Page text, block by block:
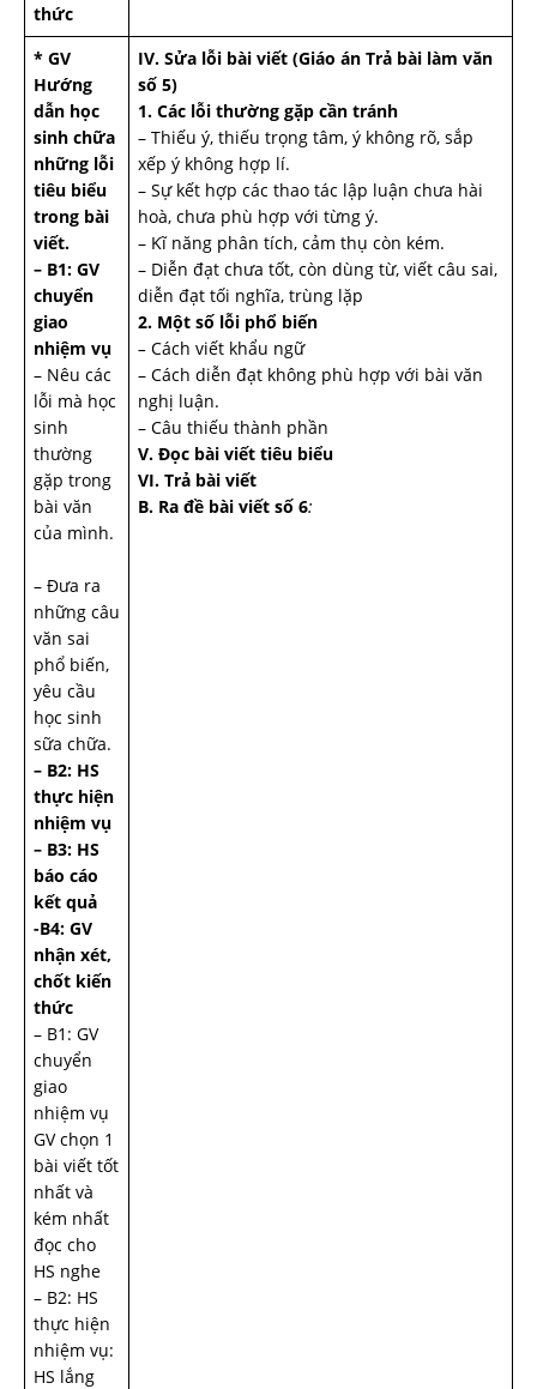
thức
* GV
Hướng
dẫn học
sinh chữa
những lỗi
tiêu biểu
trong bài
viết.
– B1: GV
chuyển
giao
nhiệm vụ
– Nêu các
lỗi mà học
sinh
thường
gặp trong
bài văn
của mình.
– Đưa ra
những câu
văn sai
phổ biến,
yêu cầu
học sinh
sữa chữa.
– B2: HS
thực hiện
nhiệm vụ
– B3: HS
báo cáo
kết quả
-B4: GV
nhận xét,
chốt kiến
thức
– B1: GV
chuyển
giao
nhiệm vụ
GV chọn 1
bài viết tốt
nhất và
kém nhất
đọc cho
HS nghe
– B2: HS
thực hiện
nhiệm vụ:
HS lắng
IV. Sửa lỗi bài viết (Giáo án Trả bài làm văn
số 5)
1. Các lỗi thường gặp cần tránh
– Thiếu ý, thiếu trọng tâm, ý không rõ, sắp
xếp ý không hợp lí.
– Sự kết hợp các thao tác lập luận chưa hài
hoà, chưa phù hợp với từng ý.
– Kĩ năng phân tích, cảm thụ còn kém.
– Diễn đạt chưa tốt, còn dùng từ, viết câu sai,
diễn đạt tối nghĩa, trùng lặp
2. Một số lỗi phổ biến
– Cách viết khẩu ngữ
– Cách diễn đạt không phù hợp với bài văn
nghị luận.
– Câu thiếu thành phần
V. Đọc bài viết tiêu biểu
VI. Trả bài viết
B. Ra đề bài viết số 6: